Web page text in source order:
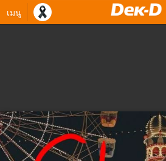
เมนู